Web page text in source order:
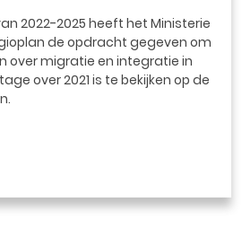
2022-2025 heeft het Ministerie
de opdracht gegeven om
over migratie en integratie in
over 2021 is te bekijken op de